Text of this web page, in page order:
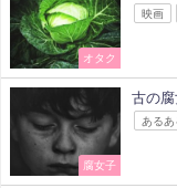
オタク
映画
腐女子
古の
あるあ